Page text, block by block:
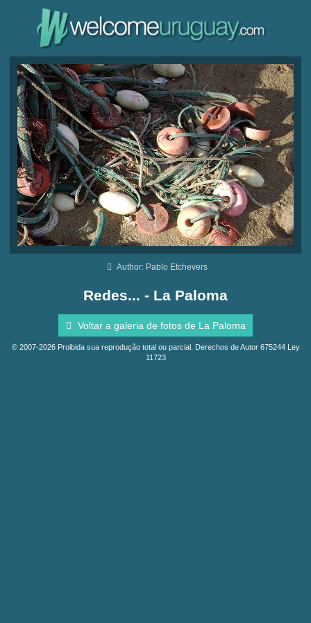
Author: Pablo Etchevers
Redes... - La Paloma
Voltar a galeria de fotos de La Paloma
© 2007-2026 Proibida sua reprodução total ou parcial. Derechos de Autor 675244 Ley
11723